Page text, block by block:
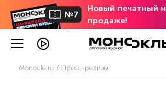
№7
Новый печатный
продаже!
Monocle.ru Пресс-релизы